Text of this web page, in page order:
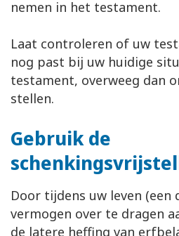
nemen in het testament.
Laat controleren of uw
nog past bij uw huidige
testament, overweeg dan
stellen.
Gebruik de
Door tijdens uw leven (een
vermogen over te dragen
de latere heffing van